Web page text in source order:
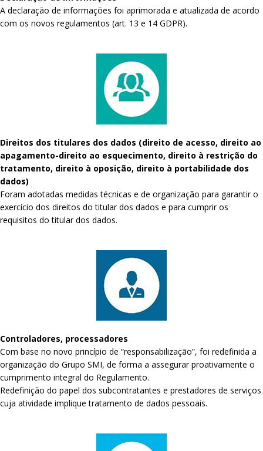
A declaração de informações foi aprimorada e atualizada de acordo
com os novos regulamentos (art. 13 e 14 GDPR).
Direitos dos titulares dos dados (direito de acesso, direito ao
apagamento-direito ao esquecimento, direito à restrição do
tratamento, direito à oposição, direito à portabilidade dos
dados)
Foram adotadas medidas técnicas e de organização para garantir o
exercício dos direitos do titular dos dados e para cumprir os
requisitos do titular dos dados.
Controladores, processadores
Com base no novo princípio de “responsabilização”, foi redefinida a
organização do Grupo SMI, de forma a assegurar proativamente o
cumprimento integral do Regulamento.
Redefinição do papel dos subcontratantes e prestadores de serviços
cuja atividade implique tratamento de dados pessoais.